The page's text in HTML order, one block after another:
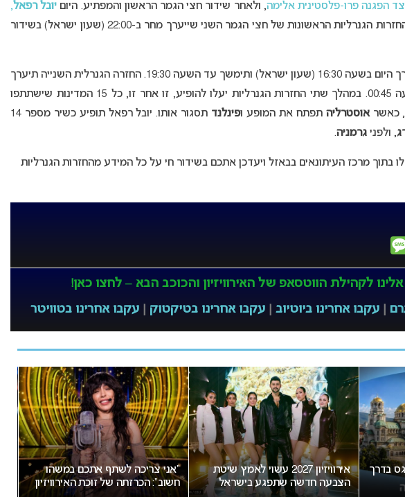
הפגנה פרו-פלסטינית אלימה, ולאחר שידור חצי הגמר הראשון והמפתיע. היום יובל רפאל,
, תשתתף בשתי החזרות הגנרליות הראשונות של חצי הגמר השני שייערך מחר ב-22:00 (שעון ישראל) בשידור
תיערך היום בשעה 16:30 (שעון ישראל) ותימשך עד השעה 19:30. החזרה הגנרלית השנייה תיערך
בשעה 22:00 ותימשך עד השעה 00:45. במהלך שתי החזרות הגנרליות יעלו להופיע, זו אחר זו, כל 15 המדינות שישתתפו
כאשראוסטרליה תפתח את המופע ופינלנד
תסגור אותו. יובל רפאל תופיע כשיר מספר 14
, ולפני גרמניה.
בתוך מרכז העיתונאים בבאזל ויעדכן אתכם בשידור חי על כל המידע מהחזרות הגנרליות
לקהילת הווטסאפ של האירוויזיון והכוכב הבא – לחצו כאן!
עקבו אחרינו ביוטיוב עקבו אחרינו בטיקטוק עקבו אחרינו בטוויטר
שיטת
“אני צריכה לשתף אתכם במשהו
חשוב”: הכרזתה של זוכת האירוויזיון
אירוויזיון 2027: ההתלבטות על
התאריכים עלולה להשפיע על